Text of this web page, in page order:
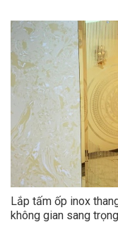
Lắp tấm ốp inox
không gian sang